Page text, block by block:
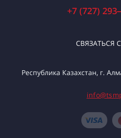
+7 (727)
СВЯЗАТЬСЯ
Республика Казахстан, г.